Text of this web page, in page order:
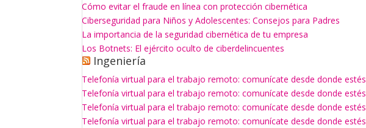
Cómo evitar el fraude en línea con protección cibernética
Ciberseguridad para Niños y Adolescentes: Consejos para Padres
La importancia de la seguridad cibernética de tu empresa
Los Botnets: El ejército oculto de ciberdelincuentes
Ingeniería
Telefonía virtual para el trabajo remoto: comunícate desde donde estés
Telefonía virtual para el trabajo remoto: comunícate desde donde estés
Telefonía virtual para el trabajo remoto: comunícate desde donde estés
Telefonía virtual para el trabajo remoto: comunícate desde donde estés